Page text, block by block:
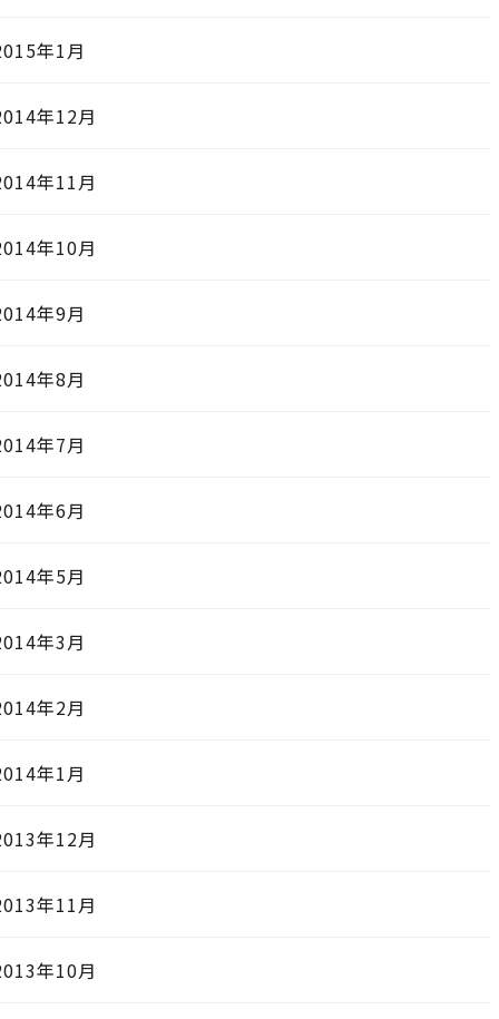
年1月
年12月
年11月
年10月
年9月
年8月
年7月
年6月
年5月
年3月
年2月
年1月
年12月
年11月
年10月